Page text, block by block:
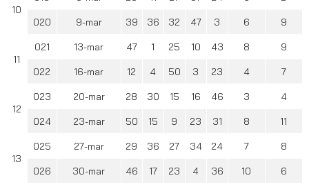
10
020 9-mar 39 36 32 47 3 6 9
11
021 13-mar 47 1 25 10 43 8 9
022 16-mar 12 4 50 3 23 4 7
12
023 20-mar 28 30 15 16 46 3 4
024 23-mar 50 15 9 23 31 8 11
13
025 27-mar 29 36 27 34 24 7 8
026 30-mar 46 17 23 4 36 10 6